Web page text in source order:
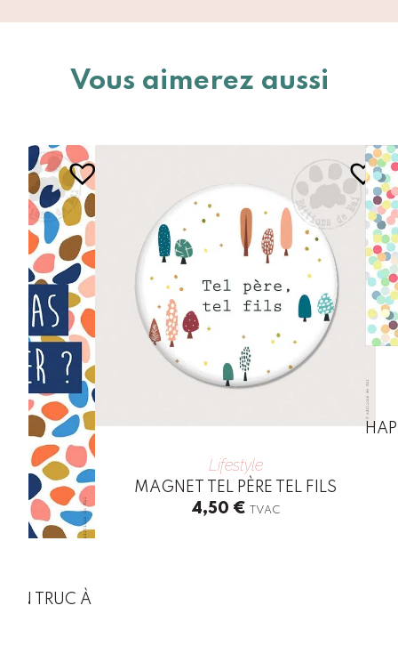
Vous aimerez aussi
UN TRUC À
Lifestyle
MAGNET TEL PÈRE TEL FILS
4,50 € TVAC